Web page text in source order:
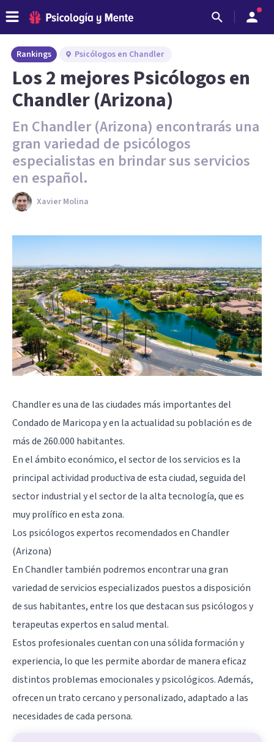
Rankings Psicólogos en Chandler
Los 2 mejores Psicólogos en
Chandler (Arizona)
En Chandler (Arizona) encontrarás una
gran variedad de psicólogos
especialistas en brindar sus servicios
en español.
Xavier Molina
Chandler es una de las ciudades más importantes del
Condado de Maricopa y en la actualidad su población es de
más de 260.000 habitantes.
En el ámbito económico, el sector de los servicios es la
principal actividad productiva de esta ciudad, seguida del
sector industrial y el sector de la alta tecnología, que es
muy prolífico en esta zona.
Los psicólogos expertos recomendados en Chandler
(Arizona)
En Chandler también podremos encontrar una gran
variedad de servicios especializados puestos a disposición
de sus habitantes, entre los que destacan sus psicólogos y
terapeutas expertos en salud mental.
Estos profesionales cuentan con una sólida formación y
experiencia, lo que les permite abordar de manera eficaz
distintos problemas emocionales y psicológicos. Además,
ofrecen un trato cercano y personalizado, adaptado a las
necesidades de cada persona.